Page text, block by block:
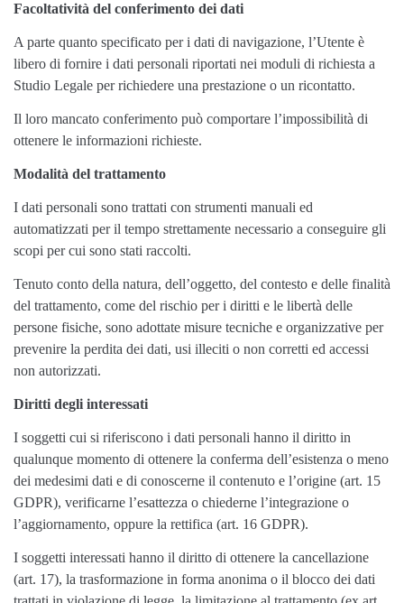
Facoltatività del conferimento dei dati
A parte quanto specificato per i dati di navigazione, l’Utente è
libero di fornire i dati personali riportati nei moduli di richiesta a
Studio Legale per richiedere una prestazione o un ricontatto.
Il loro mancato conferimento può comportare l’impossibilità di
ottenere le informazioni richieste.
Modalità del trattamento
I dati personali sono trattati con strumenti manuali ed
automatizzati per il tempo strettamente necessario a conseguire gli
scopi per cui sono stati raccolti.
Tenuto conto della natura, dell’oggetto, del contesto e delle finalità
del trattamento, come del rischio per i diritti e le libertà delle
persone fisiche, sono adottate misure tecniche e organizzative per
prevenire la perdita dei dati, usi illeciti o non corretti ed accessi
non autorizzati.
Diritti degli interessati
I soggetti cui si riferiscono i dati personali hanno il diritto in
qualunque momento di ottenere la conferma dell’esistenza o meno
dei medesimi dati e di conoscerne il contenuto e l’origine (art. 15
GDPR), verificarne l’esattezza o chiederne l’integrazione o
l’aggiornamento, oppure la rettifica (art. 16 GDPR).
I soggetti interessati hanno il diritto di ottenere la cancellazione
(art. 17), la trasformazione in forma anonima o il blocco dei dati